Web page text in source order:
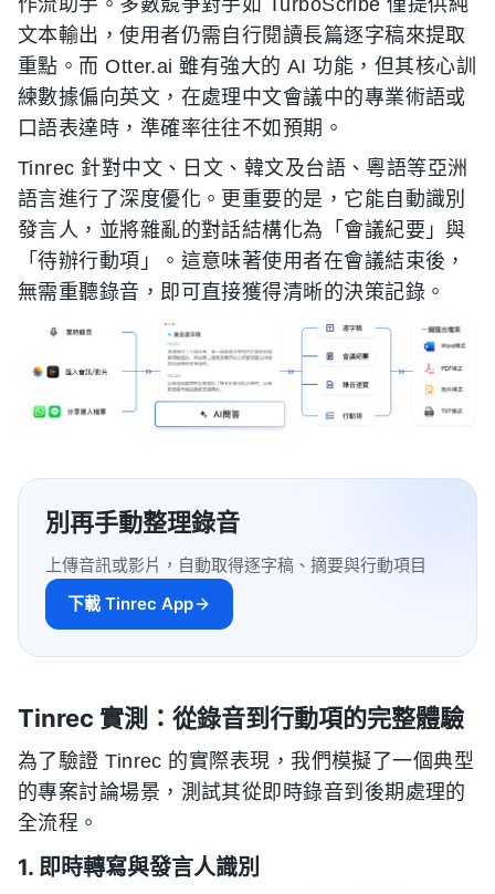
作流助手。多數競爭對手如 TurboScribe 僅提供純
文本輸出，使用者仍需自行閱讀長篇逐字稿來提取
重點。而 Otter.ai 雖有強大的 AI 功能，但其核心訓
練數據偏向英文，在處理中文會議中的專業術語或
口語表達時，準確率往往不如預期。
Tinrec 針對中文、日文、韓文及台語、粵語等亞洲
語言進行了深度優化。更重要的是，它能自動識別
發言人，並將雜亂的對話結構化為「會議紀要」與
「待辦行動項」。這意味著使用者在會議結束後，
無需重聽錄音，即可直接獲得清晰的決策記錄。
別再手動整理錄音
上傳音訊或影片，自動取得逐字稿、摘要與行動項目
下載 Tinrec App
Tinrec 實測：從錄音到行動項的完整體驗
為了驗證 Tinrec 的實際表現，我們模擬了一個典型
的專案討論場景，測試其從即時錄音到後期處理的
全流程。
1. 即時轉寫與發言人識別